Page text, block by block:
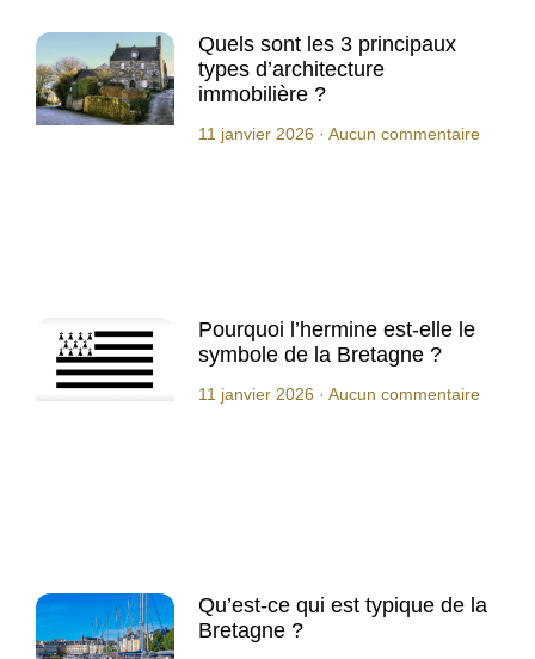
Quels sont les 3 principaux
types d’architecture
immobilière ?
11 janvier 2026 Aucun commentaire
Pourquoi l’hermine est-elle le
symbole de la Bretagne ?
11 janvier 2026 Aucun commentaire
Qu’est-ce qui est typique de la
Bretagne ?